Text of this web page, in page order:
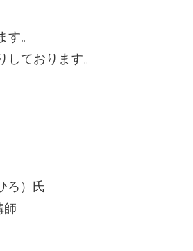
。
ております。
ろ）氏
師